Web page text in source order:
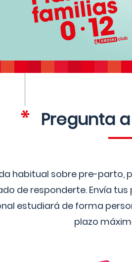
Pregunta
habitual sobre pre-
de responderte. Envía
estudiará de forma
plazo